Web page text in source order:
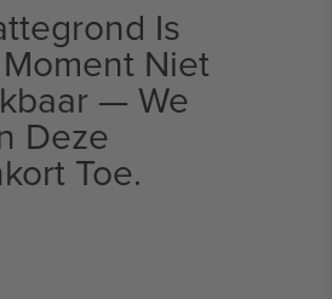
Is
Niet
— We
Deze
Toe.